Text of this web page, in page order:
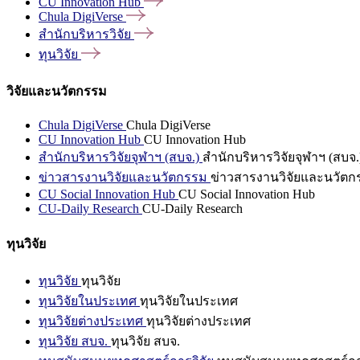
Chula DigiVerse
สำนักบริหารวิจัย
ทุนวิจัย
วิจัยและนวัตกรรม
Chula DigiVerse Chula DigiVerse
CU Innovation Hub CU Innovation Hub
สำนักบริหารวิจัยจุฬาฯ (สบจ.) สำนักบริหารวิจัยจุฬาฯ (สบจ
ข่าวสารงานวิจัยและนวัตกรรม ข่าวสารงานวิจัยและนวัตก
CU Social Innovation Hub CU Social Innovation Hub
CU-Daily Research CU-Daily Research
ทุนวิจัย
ทุนวิจัย ทุนวิจัย
ทุนวิจัยในประเทศ ทุนวิจัยในประเทศ
ทุนวิจัยต่างประเทศ ทุนวิจัยต่างประเทศ
ทุนวิจัย สบจ. ทุนวิจัย สบจ.